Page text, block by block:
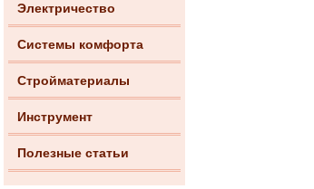
Электричество
Системы комфорта
Стройматериалы
Инструмент
Полезные статьи